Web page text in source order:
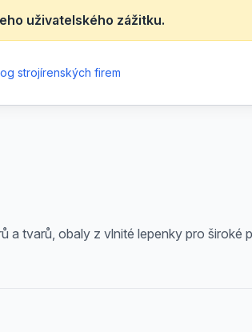
uživatelského zážitku.
strojírenských firem
a tvarů, obaly z vlnité lepenky pro